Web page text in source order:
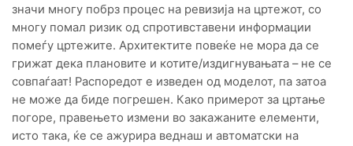
значи многу побрз процес на ревизија на цртежот, со
многу помал ризик од спротивставени информации
помеѓу цртежите. Архитектите повеќе не мора да се
грижат дека плановите и котите/издигнувањата – не се
совпаѓаат! Распоредот е изведен од моделот, па затоа
не може да биде погрешен. Како примерот за цртање
погоре, правењето измени во закажаните елементи,
исто така, ќе се ажурира веднаш и автоматски на